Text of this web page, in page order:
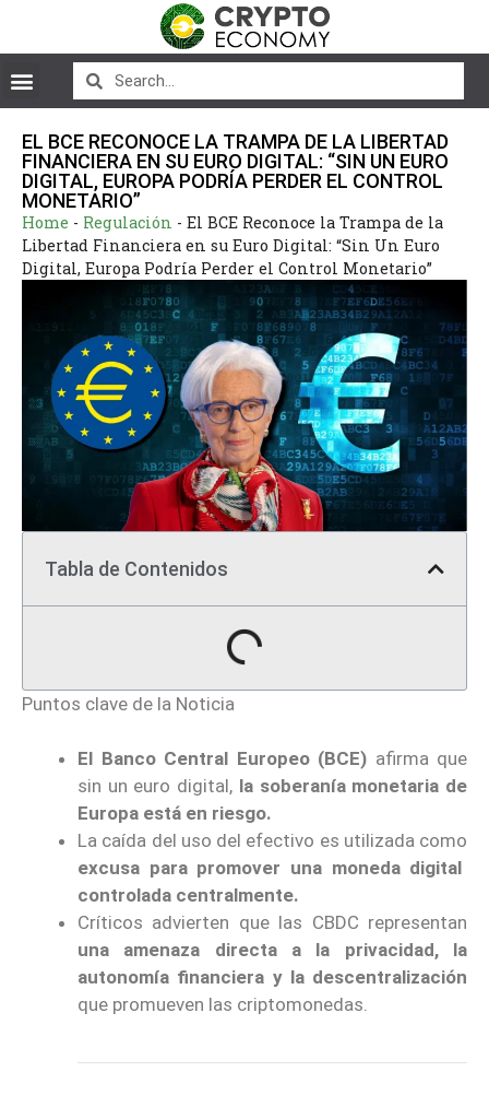
EL BCE RECONOCE LA TRAMPA DE LA LIBERTAD
FINANCIERA EN SU EURO DIGITAL: “SIN UN EURO
DIGITAL, EUROPA PODRÍA PERDER EL CONTROL
MONETARIO”
Home - Regulación - El BCE Reconoce la Trampa de la
Libertad Financiera en su Euro Digital: “Sin Un Euro
Digital, Europa Podría Perder el Control Monetario”
Tabla de Contenidos
Puntos clave de la Noticia
El Banco Central Europeo (BCE) afirma que
sin un euro digital, la soberanía monetaria de
Europa está en riesgo.
La caída del uso del efectivo es utilizada como
excusa para promover una moneda digital
controlada centralmente.
Críticos advierten que las CBDC representan
una amenaza directa a la privacidad, la
autonomía financiera y la descentralización
que promueven las criptomonedas.